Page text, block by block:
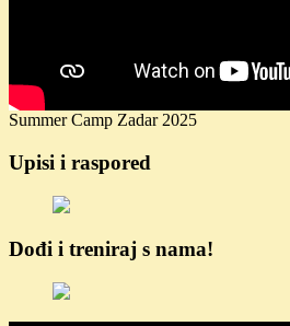
Summer Camp Zadar 2025
Upisi i raspored
Dođi i treniraj s nama!